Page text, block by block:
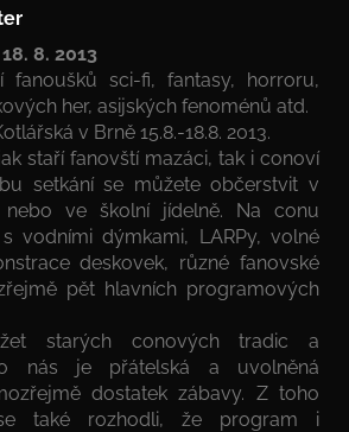
8. 2013
fanoušků sci-fi, fantasy, horroru,
her, asijských fenoménů atd.
v Brně 15.8.-18.8. 2013.
staří fanovští mazáci, tak i conoví
setkání se můžete občerstvit v
ve školní jídelně. Na conu
vodními dýmkami, LARPy, volné
deskovek, různé fanovské
pět hlavních programových
starých conových tradic a
nás je přátelská a uvolněná
dostatek zábavy. Z toho
také rozhodli, že program i